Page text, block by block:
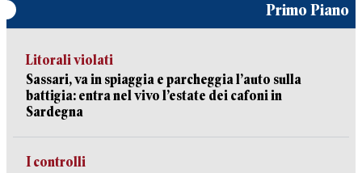
Primo Piano
Litorali violati
Sassari, va in spiaggia e parcheggia l’auto sulla
battigia: entra nel vivo l’estate dei cafoni in
Sardegna
I controlli